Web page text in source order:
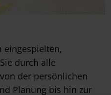
eingespielten,
durch alle
der persönlichen
Planung bis hin zur